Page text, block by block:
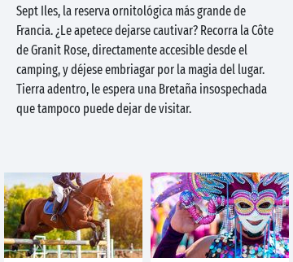
Sept Iles, la reserva ornitológica más grande de
Francia. ¿Le apetece dejarse cautivar? Recorra la Côte
de Granit Rose, directamente accesible desde el
camping, y déjese embriagar por la magia del lugar.
Tierra adentro, le espera una Bretaña insospechada
que tampoco puede dejar de visitar.